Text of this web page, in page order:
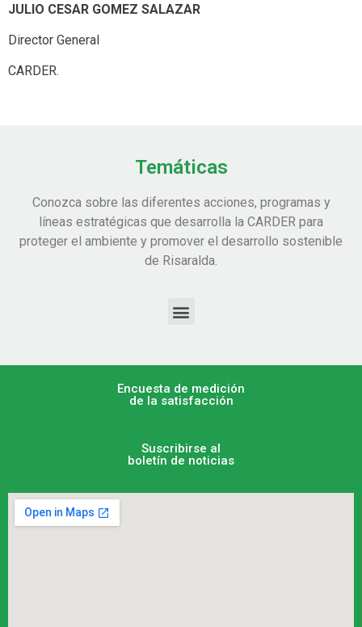
JULIO CESAR GOMEZ SALAZAR
Director General
CARDER.
Temáticas
Conozca sobre las diferentes acciones, programas y
líneas estratégicas que desarrolla la CARDER para
proteger el ambiente y promover el desarrollo sostenible
de Risaralda.
Encuesta de medición
de la satisfacción
Suscribirse al
boletín de noticias